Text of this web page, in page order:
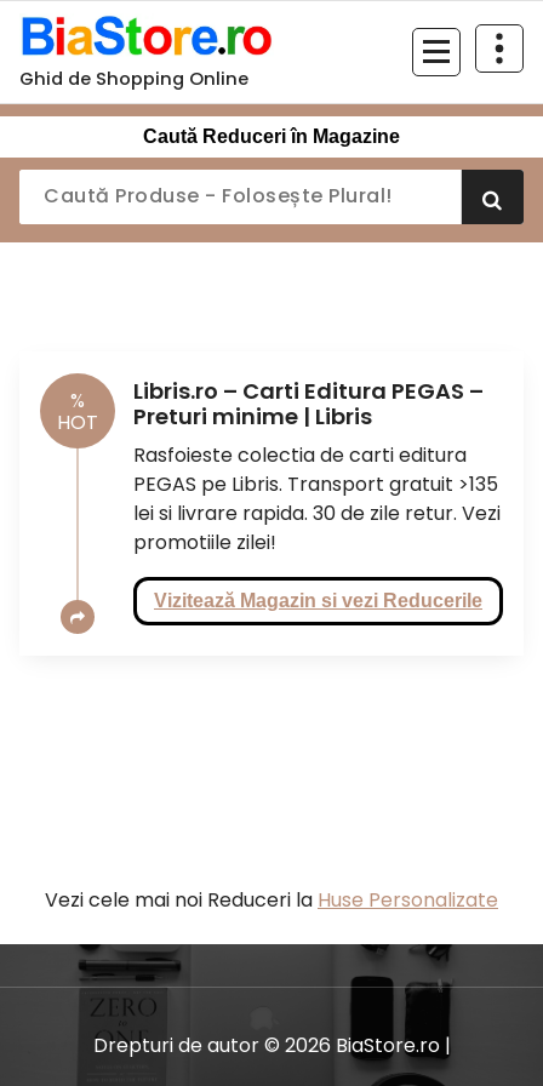
Sari
conținut
Ghid de Shopping Online
Caută Reduceri în Magazine
%
HOT
Libris.ro – Carti Editura PEGAS –
Preturi minime | Libris
Rasfoieste colectia de carti editura
PEGAS pe Libris. Transport gratuit >135
lei si livrare rapida. 30 de zile retur. Vezi
promotiile zilei!
Vizitează Magazin si vezi Reducerile
Vezi cele mai noi Reduceri la Huse Personalizate
Drepturi de autor © 2026 BiaStore.ro |